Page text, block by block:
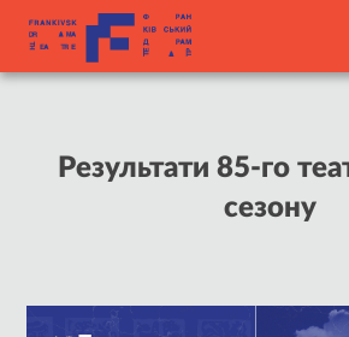
Результати 85-го
сезону